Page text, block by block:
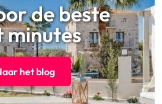
de beste
minutes
het blog